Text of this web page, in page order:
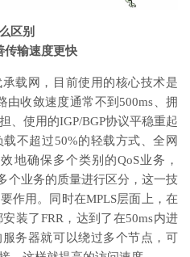
区别
传输速度更快
载网，目前使用的核心技术是
由收敛速度通常不到500ms、拥
、使用的IGP/BGP协议平稳重起
不超过50%的轻载方式、全网
地确保多个类别的QoS业务，
个业务的质量进行区分，这一技
作用。同时在MPLS层面上，在
装了FRR，达到了在50ms内进
务器就可以绕过多个节点，可